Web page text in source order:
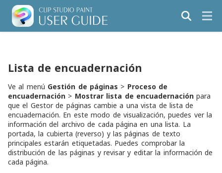
Lista de encuadernación
Ve al menú Gestión de páginas > Proceso de
encuadernación > Mostrar lista de encuadernación para
que el Gestor de páginas cambie a una vista de lista de
encuadernación. En este modo de visualización, puedes ver la
información del archivo de cada página en una lista. La
portada, la cubierta (reverso) y las páginas de texto
principales estarán etiquetadas. Puedes comprobar la
distribución de las páginas y revisar y editar la información de
cada página.